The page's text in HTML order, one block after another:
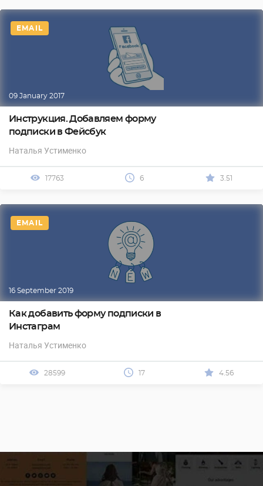
EMAIL
09 January 2017
Инструкция. Добавляем форму
подписки в Фейсбук
Наталья Устименко
17763 6 3.51
EMAIL
16 September 2019
Как добавить форму подписки в
Инстаграм
Наталья Устименко
28599 17 4.56